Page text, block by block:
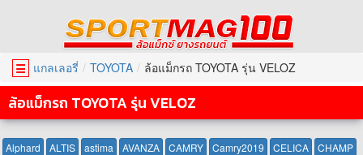
☰ แกลเลอรี่ TOYOTA ล้อแม็กรถ TOYOTA รุ่น VELOZ
ล้อแม็กรถ TOYOTA รุ่น VELOZ
Alphard ALTIS astima AVANZA CAMRY Camry2019 CELICA
CHAMP